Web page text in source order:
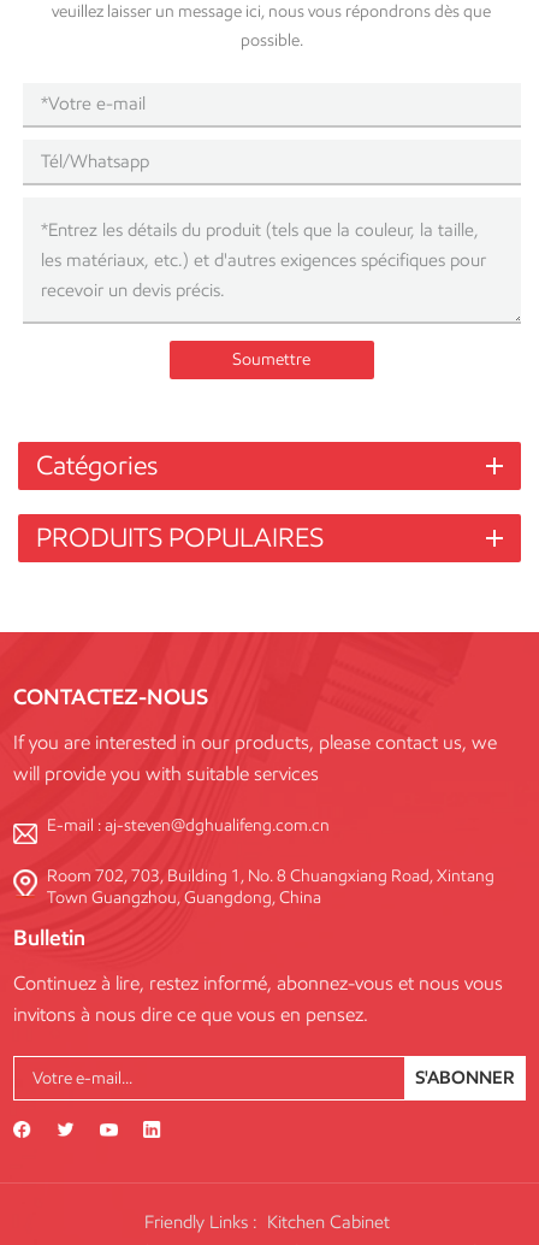
veuillez laisser un message ici, nous vous répondrons dès que
possible.
Soumettre
Catégories
PRODUITS POPULAIRES
CONTACTEZ-NOUS
If you are interested in our products, please contact us, we
will provide you with suitable services
E-mail :aj-steven@dghualifeng.com.cn
Room 702, 703, Building 1, No. 8 Chuangxiang Road, Xintang
Town Guangzhou, Guangdong, China
Bulletin
Continuez à lire, restez informé, abonnez-vous et nous vous
invitons à nous dire ce que vous en pensez.
S'ABONNER
Friendly Links : Kitchen Cabinet